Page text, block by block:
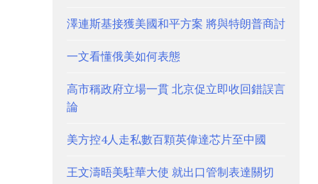
澤連斯基接獲美國和平方案 將與特朗普商討
一文看懂俄美如何表態
高市稱政府立場一貫 北京促立即收回錯誤言
論
美方控4人走私數百顆英偉達芯片至中國
王文濤晤美駐華大使 就出口管制表達關切